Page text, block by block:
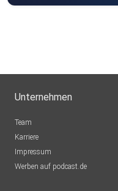
Unternehmen
Team
Karriere
Impressum
Werben auf podcast.de